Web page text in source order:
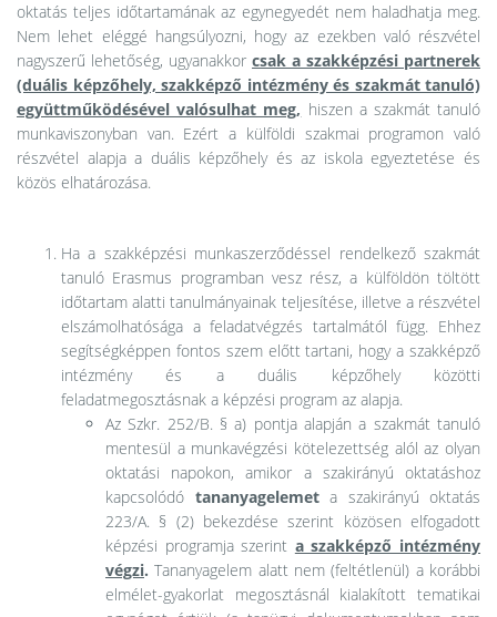
oktatás teljes időtartamának az egynegyedét nem haladhatja meg.
Nem lehet eléggé hangsúlyozni, hogy az ezekben való részvétel
nagyszerű lehetőség, ugyanakkor csak a szakképzési partnerek
(duális képzőhely, szakképző intézmény és szakmát tanuló)
együttműködésével valósulhat meg, hiszen a szakmát tanuló
munkaviszonyban van. Ezért a külföldi szakmai programon való
részvétel alapja a duális képzőhely és az iskola egyeztetése és
közös elhatározása.
Ha a szakképzési munkaszerződéssel rendelkező szakmát
tanuló Erasmus programban vesz rész, a külföldön töltött
időtartam alatti tanulmányainak teljesítése, illetve a részvétel
elszámolhatósága a feladatvégzés tartalmától függ. Ehhez
segítségképpen fontos szem előtt tartani, hogy a szakképző
intézmény és a duális képzőhely közötti
feladatmegosztásnak a képzési program az alapja.
Az Szkr. 252/B. § a) pontja alapján a szakmát tanuló
mentesül a munkavégzési kötelezettség alól az olyan
oktatási napokon, amikor a szakirányú oktatáshoz
kapcsolódó tananyagelemeta szakirányú oktatás
223/A. § (2) bekezdése szerint közösen elfogadott
képzési programja szerint a szakképző intézmény
végzi. Tananyagelem alatt nem (feltétlenül) a korábbi
elmélet-gyakorlat megosztásnál kialakított tematikai